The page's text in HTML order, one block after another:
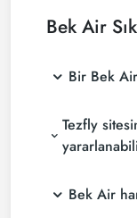
Bek Air
Bir Bek
Tezfly
Bek Air